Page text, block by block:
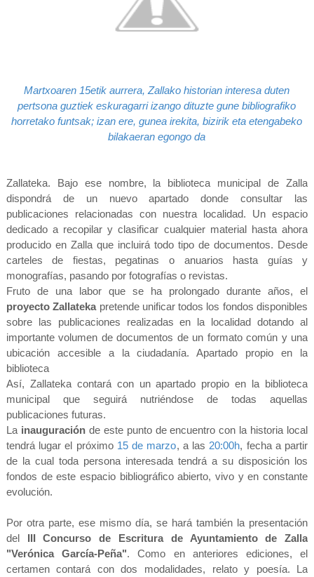
Martxoaren 15etik aurrera, Zallako historian interesa duten
pertsona guztiek eskuragarri izango dituzte gune bibliografiko
horretako funtsak; izan ere, gunea irekita, bizirik eta etengabeko
bilakaeran egongo da
Zallateka. Bajo ese nombre, la biblioteca municipal de Zalla
dispondrá de un nuevo apartado donde consultar las
publicaciones relacionadas con nuestra localidad. Un espacio
dedicado a recopilar y clasificar cualquier material hasta ahora
producido en Zalla que incluirá todo tipo de documentos. Desde
carteles de fiestas, pegatinas o anuarios hasta guías y
monografías, pasando por fotografías o revistas.
Fruto de una labor que se ha prolongado durante años, el
proyecto Zallatekapretende unificar todos los fondos disponibles
sobre las publicaciones realizadas en la localidad dotando al
importante volumen de documentos de un formato común y una
ubicación accesible a la ciudadanía. Apartado propio en la
biblioteca
Así, Zallateka contará con un apartado propio en la biblioteca
municipal que seguirá nutriéndose de todas aquellas
publicaciones futuras.
La inauguraciónde este punto de encuentro con la historia local
tendrá lugar el próximo 15 de marzo, a las 20:00h, fecha a partir
de la cual toda persona interesada tendrá a su disposición los
fondos de este espacio bibliográfico abierto, vivo y en constante
evolución.
Por otra parte, ese mismo día, se hará también la presentación
del III Concurso de Escritura de Ayuntamiento de Zalla
"Verónica García-Peña". Como en anteriores ediciones, el
certamen contará con dos modalidades, relato y poesía. La